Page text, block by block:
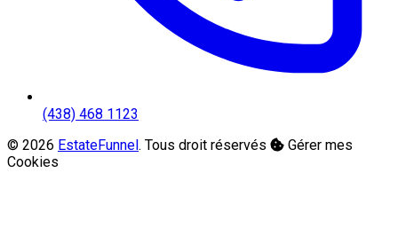
(438) 468 1123
© 2026 EstateFunnel. Tous droit réservés
Gérer mes
Cookies